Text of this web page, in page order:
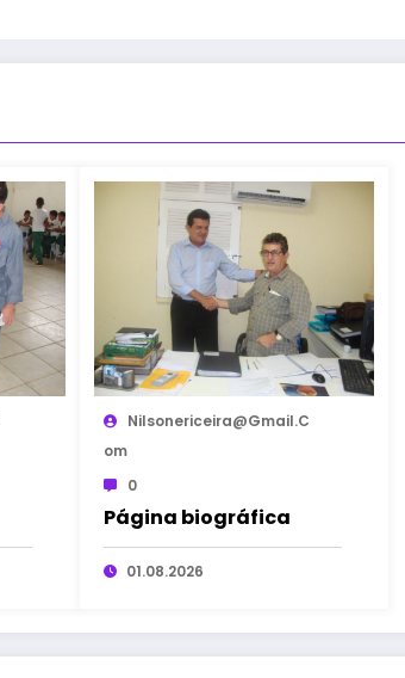
Nilsonericeira@gmail.c
Om
0
Página biográfica
01.08.2026